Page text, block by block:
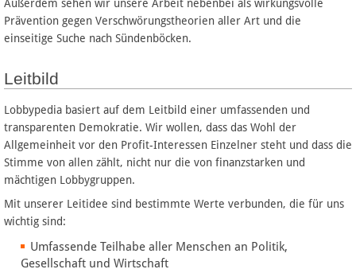
Außerdem sehen wir unsere Arbeit nebenbei als wirkungsvolle
Prävention gegen Verschwörungstheorien aller Art und die
einseitige Suche nach Sündenböcken.
Leitbild
Lobbypedia basiert auf dem Leitbild einer umfassenden und
transparenten Demokratie. Wir wollen, dass das Wohl der
Allgemeinheit vor den Profit-Interessen Einzelner steht und dass die
Stimme von allen zählt, nicht nur die von finanzstarken und
mächtigen Lobbygruppen.
Mit unserer Leitidee sind bestimmte Werte verbunden, die für uns
wichtig sind:
Umfassende Teilhabe aller Menschen an Politik,
Gesellschaft und Wirtschaft